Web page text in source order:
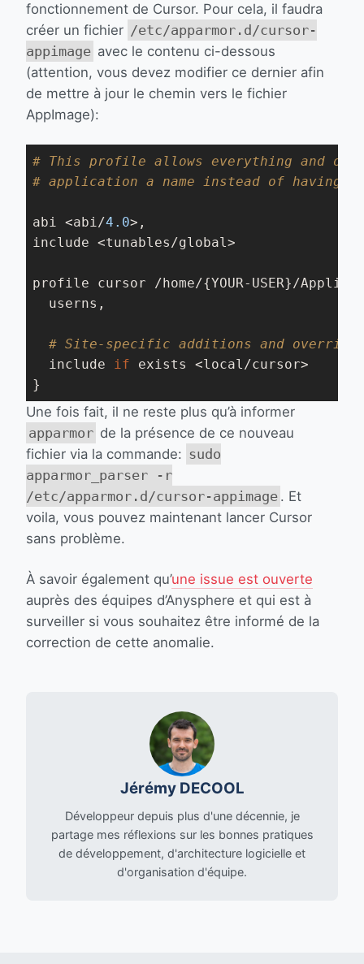
fonctionnement de Cursor. Pour cela, il faudra
créer un fichier /etc/apparmor.d/cursor-
appimage avec le contenu ci-dessous
(attention, vous devez modifier ce dernier afin
de mettre à jour le chemin vers le fichier
AppImage):
# This profile allows everything and
# application a name instead of having
abi <abi/4.0>,
include <tunables/global>
profile cursor /home/{YOUR-USER}/
  userns,
# Site-specific additions and
  include
if exists <local/cursor>
Une fois fait, il ne reste plus qu’à informer
apparmor de la présence de ce nouveau
fichier via la commande: sudo
apparmor_parser -r
/etc/apparmor.d/cursor-appimage . Et
voila, vous pouvez maintenant lancer Cursor
sans problème.
À savoir également qu’une issue est ouverte
auprès des équipes d’Anysphere et qui est à
surveiller si vous souhaitez être informé de la
correction de cette anomalie.
Jérémy DECOOL
Développeur depuis plus d'une décennie, je
partage mes réflexions sur les bonnes pratiques
de développement, d'architecture logicielle et
d'organisation d'équipe.